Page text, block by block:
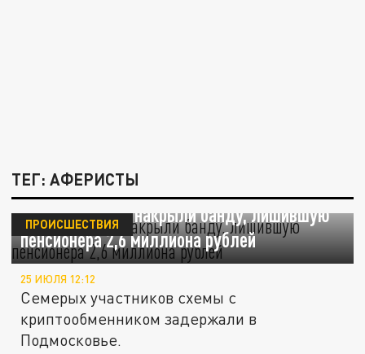
ТЕГ: АФЕРИСТЫ
В Подмосковье накрыли банду, лишившую
пенсионера 2,6 миллиона рублей
ПРОИСШЕСТВИЯ
25 ИЮЛЯ 12:12
Семерых участников схемы с
криптообменником задержали в
Подмосковье.